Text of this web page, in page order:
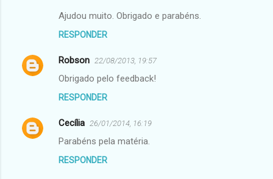
Ajudou muito. Obrigado e parabéns.
RESPONDER
Robson 22/08/2013, 19:57
Obrigado pelo feedback!
RESPONDER
Cecília 26/01/2014, 16:19
Parabéns pela matéria.
RESPONDER